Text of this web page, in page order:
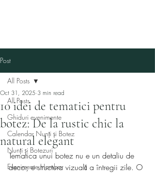
Post
All Posts
Ghiduri evenimente
Calendar Nunți și Botez
Nunți și Botezuri
Evenimente Hambar
All Posts
10 idei de tematici pentru
botez: De la rustic chic la
natural elegant
Oct 31, 2025 3 min read
Tematica unui botez nu e un detaliu de
decor, e structura vizuală a întregii zile. O